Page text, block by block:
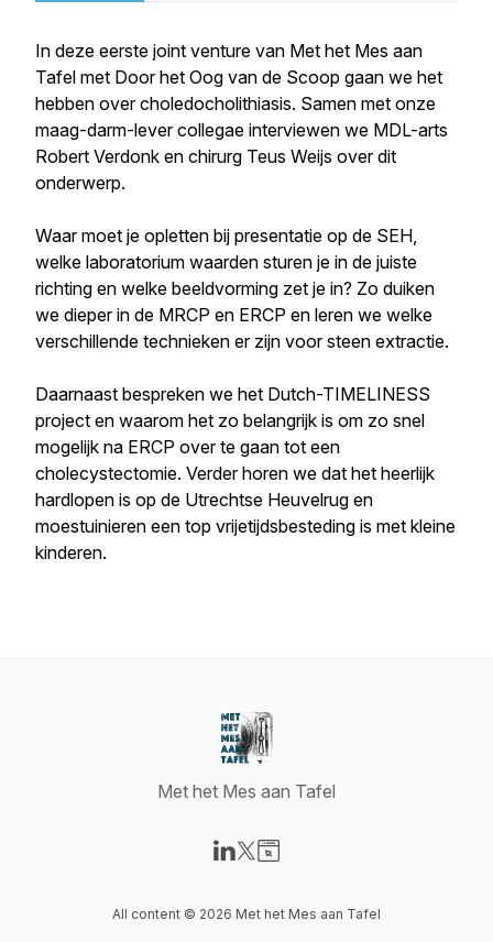
In deze eerste joint venture van Met het Mes aan
Tafel met Door het Oog van de Scoop gaan we het
hebben over choledocholithiasis. Samen met onze
maag-darm-lever collegae interviewen we MDL-arts
Robert Verdonk en chirurg Teus Weijs over dit
onderwerp.
Waar moet je opletten bij presentatie op de SEH,
welke laboratorium waarden sturen je in de juiste
richting en welke beeldvorming zet je in? Zo duiken
we dieper in de MRCP en ERCP en leren we welke
verschillende technieken er zijn voor steen extractie.
Daarnaast bespreken we het Dutch-TIMELINESS
project en waarom het zo belangrijk is om zo snel
mogelijk na ERCP over te gaan tot een
cholecystectomie. Verder horen we dat het heerlijk
hardlopen is op de Utrechtse Heuvelrug en
moestuinieren een top vrijetijdsbesteding is met kleine
kinderen.
Met het Mes aan Tafel
All content © 2026 Met het Mes aan Tafel